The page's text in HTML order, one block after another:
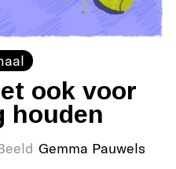
ook voor
houden
Gemma Pauwels